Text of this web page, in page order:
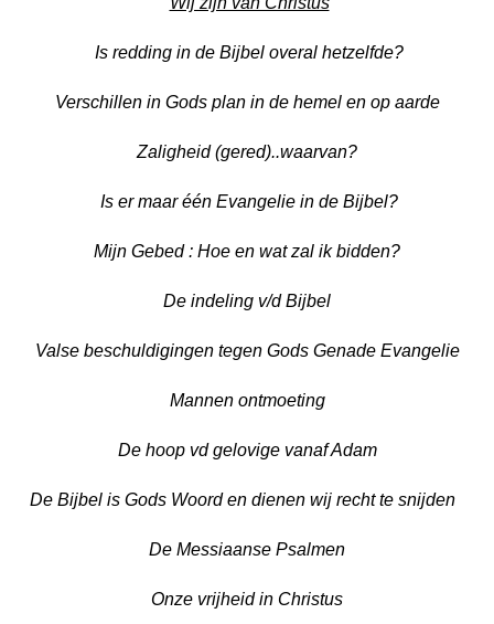
Is redding in de Bijbel overal hetzelfde?
Verschillen in Gods plan in de hemel en op aarde
Zaligheid (gered)..waarvan?
Is er maar één Evangelie in de Bijbel?
Mijn Gebed : Hoe en wat zal ik bidden?
De indeling v/d Bijbel
Valse beschuldigingen tegen Gods Genade Evangelie
Mannen ontmoeting
De hoop vd gelovige vanaf Adam
De Bijbel is Gods Woord en dienen wij recht te snijden
De Messiaanse Psalmen
Onze vrijheid in Christus